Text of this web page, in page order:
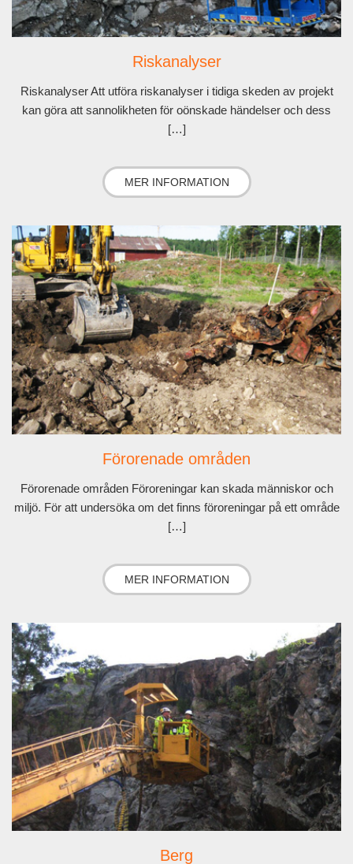
Riskanalyser
Riskanalyser Att utföra riskanalyser i tidiga skeden av projekt
kan göra att sannolikheten för oönskade händelser och dess
[…]
MER INFORMATION
Förorenade områden
Förorenade områden Föroreningar kan skada människor och
miljö. För att undersöka om det finns föroreningar på ett område
[…]
MER INFORMATION
Berg